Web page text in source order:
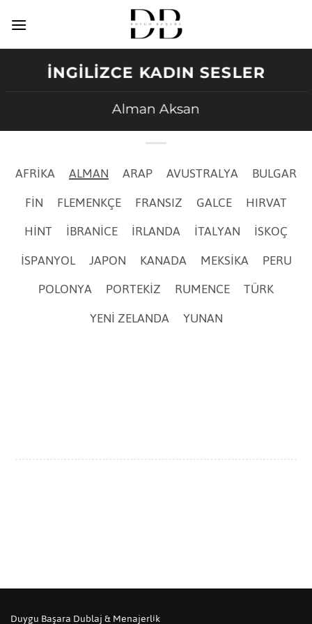
atla
İNGILIZCE KADIN SESLER
Alman Aksan
AFRIKA ALMAN ARAP AVUSTRALYA
BULGAR
FIN
FLEMENKÇE FRANSIZ GALCE
HIRVAT
HINT
İBRANICE İRLANDA İTALYAN
İSKOÇ
İSPANYOL
JAPON KANADA MEKSIKA
PERU
POLONYA
PORTEKIZ RUMENCE TÜRK
YENI ZELANDA
YUNAN
Duygu Başara Dublaj & Menajerlik